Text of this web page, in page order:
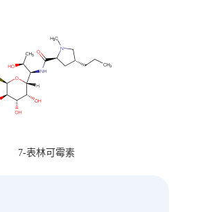
7-表林可霉素